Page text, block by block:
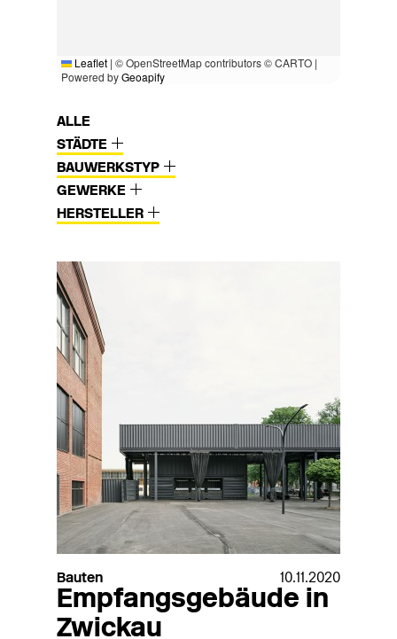
Leaflet | © OpenStreetMap contributors © CARTO |
Powered byGeoapify
ALLE
STÄDTE
BAUWERKSTYP
GEWERKE
HERSTELLER
Bauten 10.11.2020
Empfangsgebäude in
Zwickau